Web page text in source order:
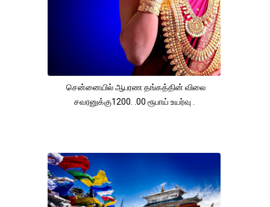
சென்னையில் ஆபரண தங்கத்தின் விலை
சவரனுக்கு1200. .00 ரூபாய் உயர்வு .